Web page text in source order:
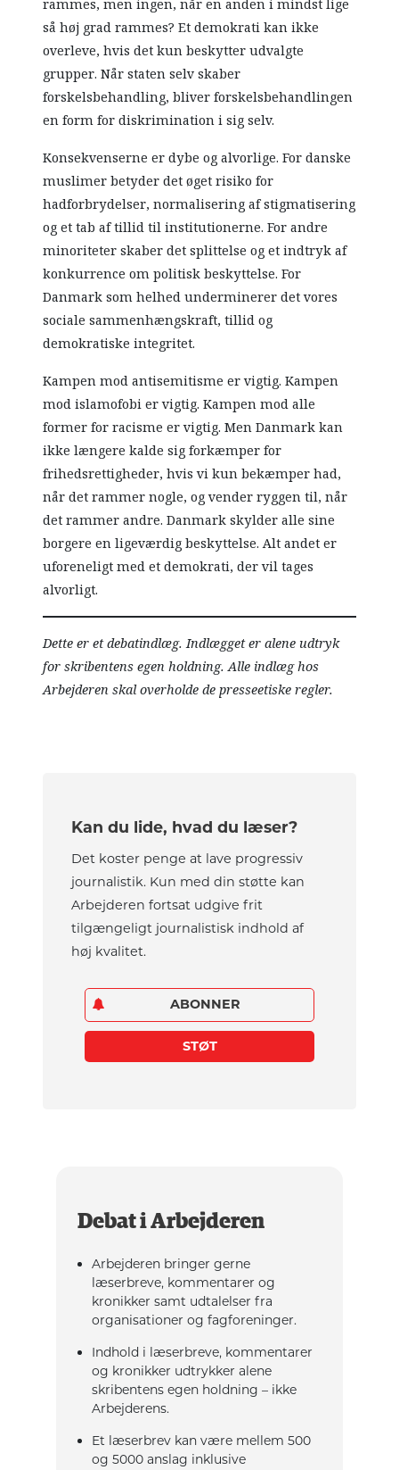
rammes, men ingen, når en anden i mindst lige
så høj grad rammes? Et demokrati kan ikke
overleve, hvis det kun beskytter udvalgte
grupper. Når staten selv skaber
forskelsbehandling, bliver forskelsbehandlingen
en form for diskrimination i sig selv.
Konsekvenserne er dybe og alvorlige. For danske
muslimer betyder det øget risiko for
hadforbrydelser, normalisering af stigmatisering
og et tab af tillid til institutionerne. For andre
minoriteter skaber det splittelse og et indtryk af
konkurrence om politisk beskyttelse. For
Danmark som helhed underminerer det vores
sociale sammenhængskraft, tillid og
demokratiske integritet.
Kampen mod antisemitisme er vigtig. Kampen
mod islamofobi er vigtig. Kampen mod alle
former for racisme er vigtig. Men Danmark kan
ikke længere kalde sig forkæmper for
frihedsrettigheder, hvis vi kun bekæmper had,
når det rammer nogle, og vender ryggen til, når
det rammer andre. Danmark skylder alle sine
borgere en ligeværdig beskyttelse. Alt andet er
uforeneligt med et demokrati, der vil tages
alvorligt.
Dette er et debatindlæg. Indlægget er alene udtryk
for skribentens egen holdning. Alle indlæg hos
Arbejderen skal overholde de presseetiske regler.
Kan du lide, hvad du læser?
Det koster penge at lave progressiv
journalistik. Kun med din støtte kan
Arbejderen fortsat udgive frit
tilgængeligt journalistisk indhold af
høj kvalitet.
ABONNER
STØT
Debat i Arbejderen
Arbejderen bringer gerne
læserbreve, kommentarer og
kronikker samt udtalelser fra
organisationer og fagforeninger.
Indhold i læserbreve, kommentarer
og kronikker udtrykker alene
skribentens egen holdning – ikke
Arbejderens.
Et læserbrev kan være mellem 500
og 5000 anslag inklusive